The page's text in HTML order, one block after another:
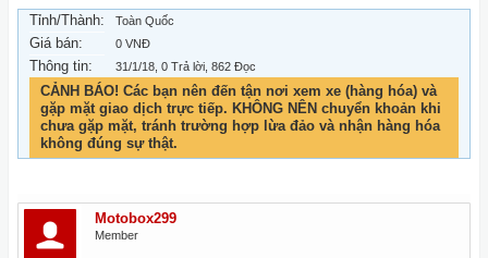
Tỉnh/Thành: Toàn Quốc
Giá bán: 0 VNĐ
Thông tin: 31/1/18 , 0 Trả lời, 862 Đọc
CẢNH BÁO! Các bạn nên đến tận nơi xem xe (hàng hóa) và
gặp mặt giao dịch trực tiếp. KHÔNG NÊN chuyển khoản khi
chưa gặp mặt, tránh trường hợp lừa đảo và nhận hàng hóa
không đúng sự thật.
Motobox299
Member